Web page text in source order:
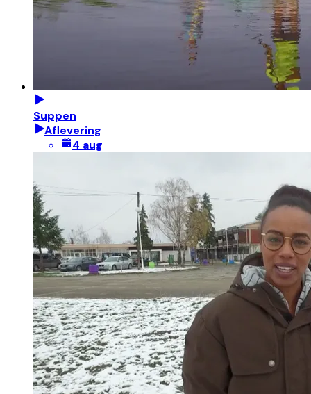
Suppen
Aflevering
4 aug